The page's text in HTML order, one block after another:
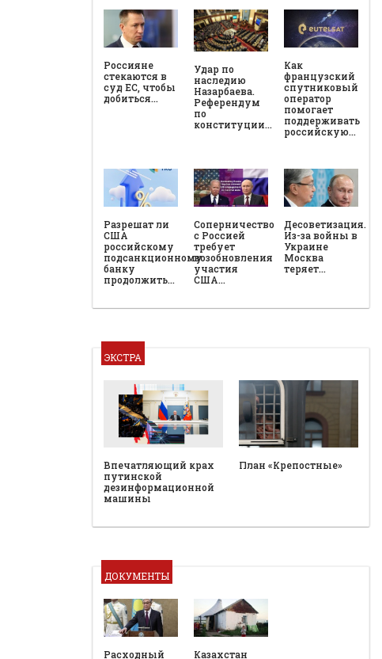
Россияне
стекаются в
суд ЕС, чтобы
добиться…
Удар по
наследию
Назарбаева.
Референдум
по
конституции…
Как
французский
спутниковый
оператор
помогает
поддерживать
российскую…
Разрешат ли
США
российскому
подсанкционному
банку
продолжить…
Соперничество
с Россией
требует
возобновления
участия
США…
Десоветизация.
Из-за войны в
Украине
Москва
теряет…
ЭКСТРА
Впечатляющий крах
путинской
дезинформационной
машины
План «Крепостные»
ДОКУМЕНТЫ
Расходный
Казахстан